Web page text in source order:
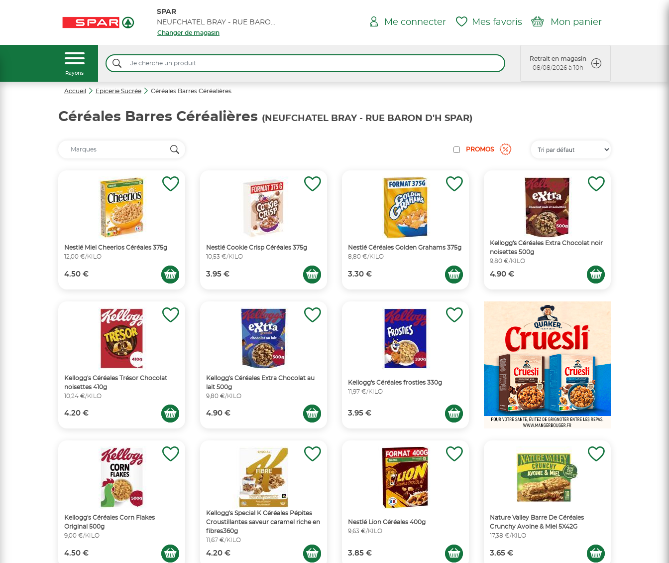
SPAR
NEUFCHATEL BRAY - RUE BARON D'H SPAR
Changer de magasin
Me connecter Mes favoris Mon panier
Rayons
Retrait en magasin
08/08/2026 à 10h
Accueil Epicerie Sucrée Céréales Barres Céréalières
Céréales Barres Céréalières (NEUFCHATEL BRAY - RUE BARON D'H SPAR)
PROMOS
Nestlé Miel Cheerios Céréales 375g
12,00 €/KILO
4.50 €
Nestlé Cookie Crisp Céréales 375g
10,53 €/KILO
3.95 €
Nestlé Céréales Golden Grahams 375g
8,80 €/KILO
3.30 €
Kellogg's Céréales Extra Chocolat noir
noisettes 500g
9,80 €/KILO
4.90 €
Kellogg's Céréales Trésor Chocolat
noisettes 410g
10,24 €/KILO
4.20 €
Kellogg's Céréales Extra Chocolat au
lait 500g
9,80 €/KILO
4.90 €
Kellogg's Céréales frosties 330g
11,97 €/KILO
3.95 €
Kellogg's Céréales Corn Flakes
Original 500g
9,00 €/KILO
4.50 €
Kellogg's Special K Céréales Pépites
Croustillantes saveur caramel riche en
fibres360g
11,67 €/KILO
4.20 €
Nestlé Lion Céréales 400g
9,63 €/KILO
3.85 €
Nature Valley Barre De Céréales
Crunchy Avoine & Miel 5X42G
17,38 €/KILO
3.65 €